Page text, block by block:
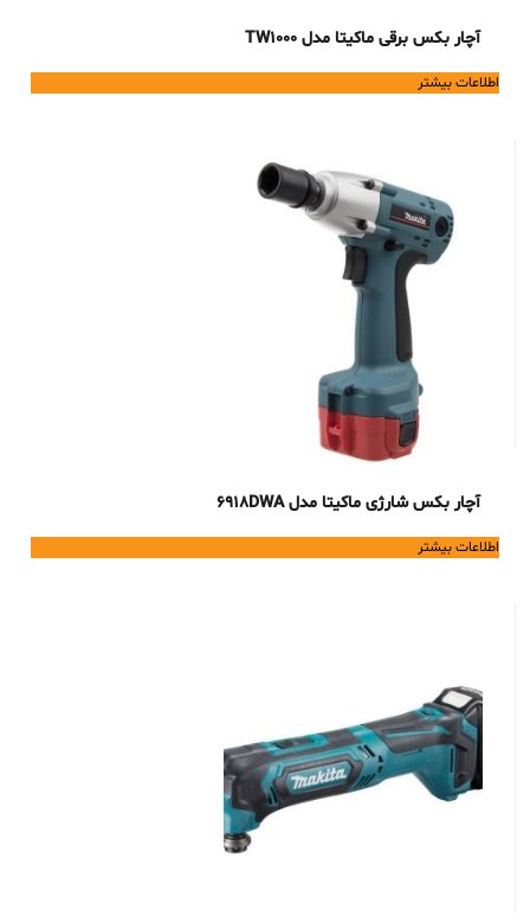
آچار بکس برقی ماکیتا مدل TW1000
اطلاعات بیشتر
آچار بکس شارژی ماکیتا مدل 6918DWA
اطلاعات بیشتر